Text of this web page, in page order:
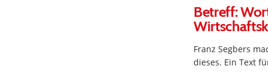
Betreff:
Franz Segbers
dieses. Ein Text